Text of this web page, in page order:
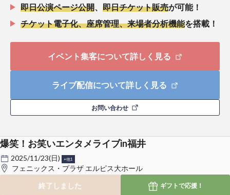
即日公演ページ公開
即日チケット販売が可能！
チケット電子化、座席管理、来場者分析機能を搭載！
イベント集客について詳しく見る
ライブ配信について詳しく見る
お問い合わせ
爆笑！お笑いエンタメライブin福井
2025/11/23(日) +他1
フェニックス・プラザ エルピス大ホール
終了しました
ギフトで応援！